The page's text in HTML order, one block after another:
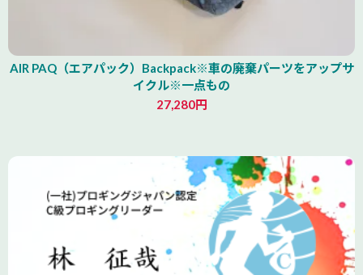
AIR PAQ（エアパック）Backpack※車の廃棄パーツをアップサ
イクル※一点もの
27,280円